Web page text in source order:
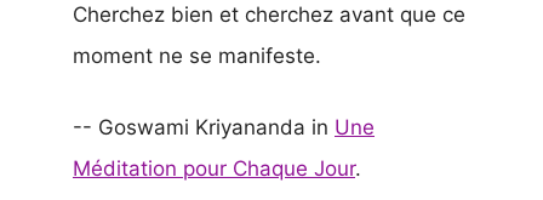
Cherchez bien et cherchez avant que ce
moment ne se manifeste.
-- Goswami Kriyananda in Une
Méditation pour Chaque Jour.